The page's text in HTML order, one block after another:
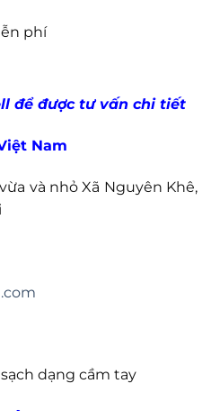
phí
để được tư vấn chi tiết
Nam
vừa và nhỏ Xã Nguyên Khê,
sạch dạng cầm tay